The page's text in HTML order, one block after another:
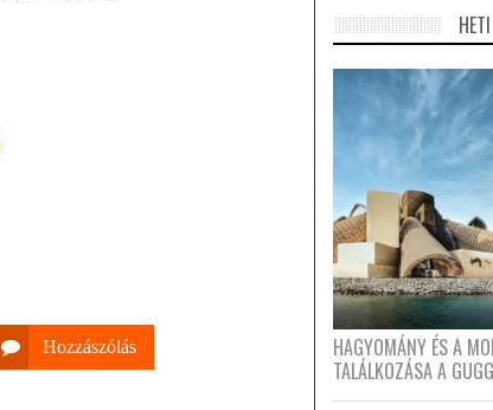
Hozzászólás
HAGYOMÁNY ÉS A
TALÁLKOZÁSA A